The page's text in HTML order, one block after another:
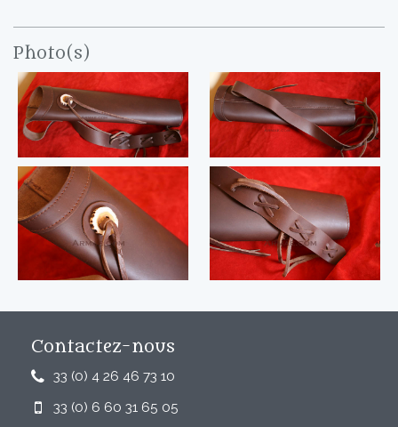
Photo(s)
Contactez-nous
33 (0) 4 26 46 73 10
33 (0) 6 60 31 65 05